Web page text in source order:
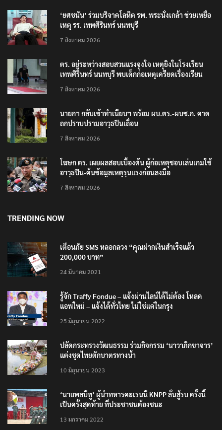
‘ยศชนัน’ ร่วมบริจาคโลหิต รพ. พระนั่งเกล้า ช่วยเหยื่อ
เหตุ รร. เทพศิรินทร์ นนทบุรี
7 สิงหาคม 2026
ตร. อยู่ระหว่างสอบสวนแรงจูงใจ เหตุยิงในโรงเรียน
เทพศิรินทร์ นนทบุรี พบเด็กก่อเหตุเครียดเรื่องเรียน
7 สิงหาคม 2026
นายกฯ กลับเข้าทำเนียบฯ พร้อม ผบ.ตร.-ผบช.ก. คาด
ถกปราบปรามอาวุธปืนเถื่อน
7 สิงหาคม 2026
โฆษก ตร. เผยผลสอบเบื้องต้น ผู้ก่อเหตุชอบเล่นเกมใช้
อาวุธปืน-ค้นข้อมูลเหตุรุนแรงก่อนลงมือ
7 สิงหาคม 2026
TRENDING NOW
เตือนภัย SMS หลอกลวง “คุณฝากเงินสำเร็จแล้ว
200,000 บาท”
24 มีนาคม 2021
รู้จัก Traffy Fondue – แจ้งผ่านไลน์ได้ไม่ต้อง โหลด
แอพใหม่ – แจ้งได้ทั่วไทย ไม่ใช่แค่ในกรุง
25 มิถุนายน 2022
ปลัดกระทรวงวัฒนธรรม ร่วมกิจกรรม ‘นาวาภิกขาจาร’
แต่งชุดไทยตักบาตรทางน้ำ
10 มิถุนายน 2023
‘นายพลบีทู’ ผู้นำทหารคะเรนนี KNPP ลั่นสู้รบ ครั้งนี้
เป็นครั้งสุดท้าย ที่ประชาชนต้องชนะ
13 มกราคม 2022